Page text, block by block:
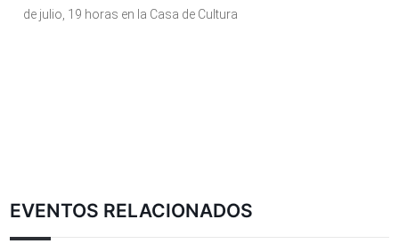
de julio, 19 horas en la Casa de Cultura
EVENTOS RELACIONADOS